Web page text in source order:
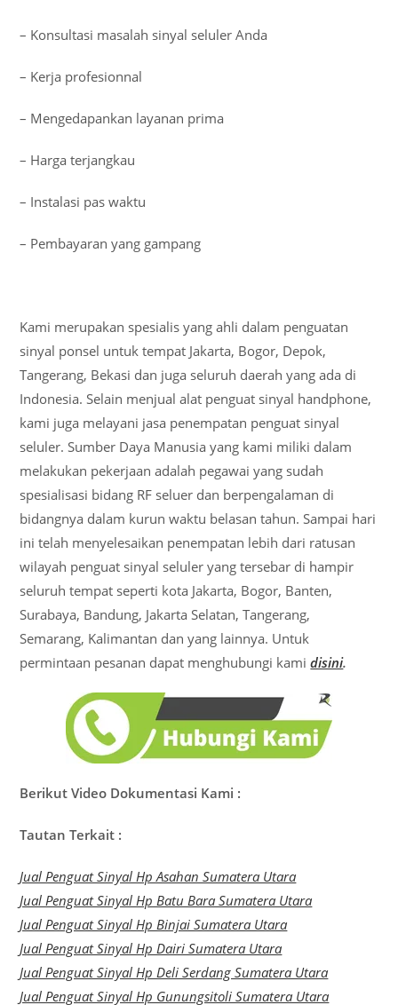
– Konsultasi masalah sinyal seluler Anda
– Kerja profesionnal
– Mengedapankan layanan prima
– Harga terjangkau
– Instalasi pas waktu
– Pembayaran yang gampang
Kami merupakan spesialis yang ahli dalam penguatan
sinyal ponsel untuk tempat Jakarta, Bogor, Depok,
Tangerang, Bekasi dan juga seluruh daerah yang ada di
Indonesia. Selain menjual alat penguat sinyal handphone,
kami juga melayani jasa penempatan penguat sinyal
seluler. Sumber Daya Manusia yang kami miliki dalam
melakukan pekerjaan adalah pegawai yang sudah
spesialisasi bidang RF seluer dan berpengalaman di
bidangnya dalam kurun waktu belasan tahun. Sampai hari
ini telah menyelesaikan penempatan lebih dari ratusan
wilayah penguat sinyal seluler yang tersebar di hampir
seluruh tempat seperti kota Jakarta, Bogor, Banten,
Surabaya, Bandung, Jakarta Selatan, Tangerang,
Semarang, Kalimantan dan yang lainnya. Untuk
permintaan pesanan dapat menghubungi kamidisini.
Berikut Video Dokumentasi Kami :
Tautan Terkait :
Jual Penguat Sinyal Hp Asahan Sumatera Utara
Jual Penguat Sinyal Hp Batu Bara Sumatera Utara
Jual Penguat Sinyal Hp Binjai Sumatera Utara
Jual Penguat Sinyal Hp Dairi Sumatera Utara
Jual Penguat Sinyal Hp Deli Serdang Sumatera Utara
Jual Penguat Sinyal Hp Gunungsitoli Sumatera Utara